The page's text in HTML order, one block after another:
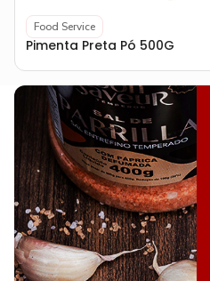
Food Service
Pimenta Preta Pó 500G